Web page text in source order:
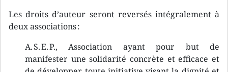
Les droits d’auteur seront reversés intégralement à
deux associations :
A. S. E. P., Association ayant pour but de
manifester une solidarité concrète et efficace et